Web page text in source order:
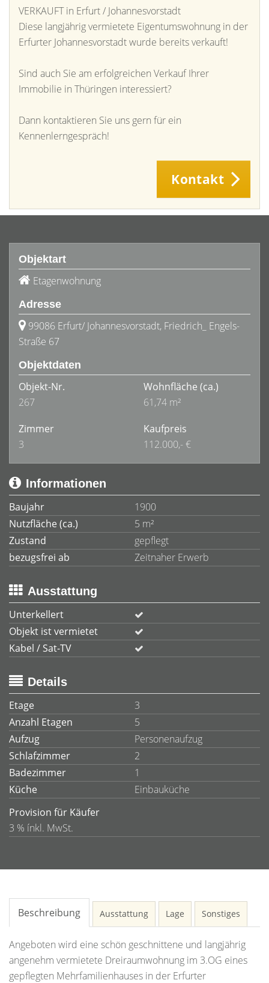
VERKAUFT in Erfurt / Johannesvorstadt
Diese langjährig vermietete Eigentumswohnung in der
Erfurter Johannesvorstadt wurde bereits verkauft!
Sind auch Sie am erfolgreichen Verkauf Ihrer
Immobilie in Thüringen interessiert?
Dann kontaktieren Sie uns gern für ein
Kennenlerngespräch!
Kontakt
Objektart
Etagenwohnung
Adresse
99086 Erfurt/ Johannesvorstadt, Friedrich_ Engels-
Straße 67
Objektdaten
Objekt-Nr.
267
Wohnfläche (ca.)
61,74 m²
Zimmer
3
Kaufpreis
112.000,- €
Informationen
Baujahr
1900
Nutzfläche (ca.)
5 m²
Zustand
gepflegt
bezugsfrei ab
Zeitnaher Erwerb
Ausstattung
Unterkellert
Objekt ist vermietet
Kabel / Sat-TV
Details
Etage
3
Anzahl Etagen
5
Aufzug
Personenaufzug
Schlafzimmer
2
Badezimmer
1
Küche
Einbauküche
Provision für Käufer
3 % ínkl. MwSt.
Beschreibung Ausstattung Lage Sonstiges
Angeboten wird eine schön geschnittene und langjährig
angenehm vermietete Dreiraumwohnung im 3.OG eines
gepflegten Mehrfamilienhauses in der Erfurter